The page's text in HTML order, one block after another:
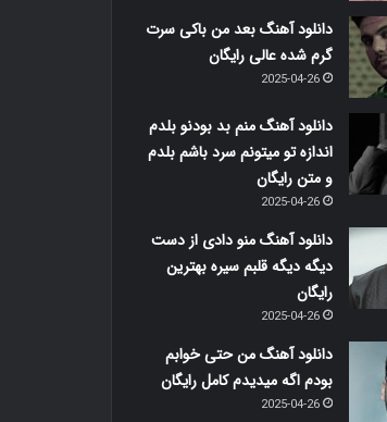
دانلود آهنگ بعد من باکی سرت
گرم شده عالی رایگان
2025-04-26
دانلود آهنگ منم بد بودنو بلدم
اندازه تو میتونم سرد باشم بلدم
و متن رایگان
2025-04-26
دانلود آهنگ منو دادی از دست
دیگه دیگه قلبم سیره بهترین
رایگان
2025-04-26
دانلود آهنگ من حتی خوابم
بودم اگه میدیدم کامل رایگان
2025-04-26